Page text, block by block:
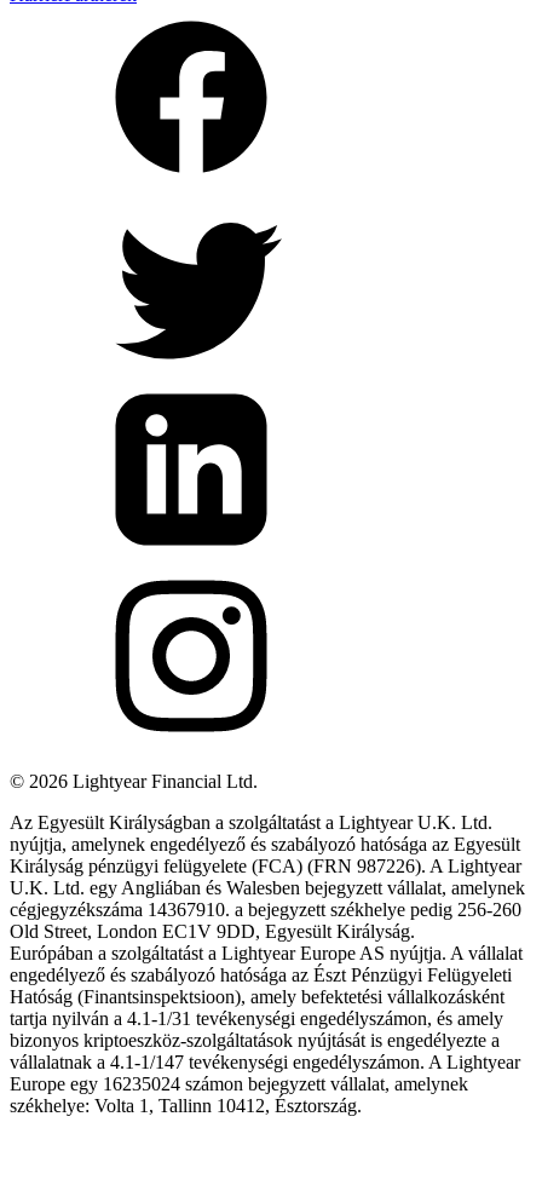
© 2026 Lightyear Financial Ltd.
Az Egyesült Királyságban a szolgáltatást a Lightyear U.K. Ltd.
nyújtja, amelynek engedélyező és szabályozó hatósága az Egyesült
Királyság pénzügyi felügyelete (FCA) (FRN 987226). A Lightyear
U.K. Ltd. egy Angliában és Walesben bejegyzett vállalat, amelynek
cégjegyzékszáma 14367910. a bejegyzett székhelye pedig 256-260
Old Street, London EC1V 9DD, Egyesült Királyság.
Európában a szolgáltatást a Lightyear Europe AS nyújtja. A vállalat
engedélyező és szabályozó hatósága az Észt Pénzügyi Felügyeleti
Hatóság (Finantsinspektsioon), amely befektetési vállalkozásként
tartja nyilván a 4.1-1/31 tevékenységi engedélyszámon, és amely
bizonyos kriptoeszköz-szolgáltatások nyújtását is engedélyezte a
vállalatnak a 4.1-1/147 tevékenységi engedélyszámon. A Lightyear
Europe egy 16235024 számon bejegyzett vállalat, amelynek
székhelye: Volta 1, Tallinn 10412, Észtország.